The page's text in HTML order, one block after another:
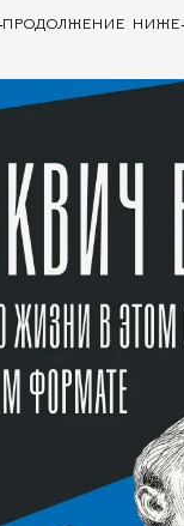
ПРОДОЛЖЕНИЕ НИЖЕ